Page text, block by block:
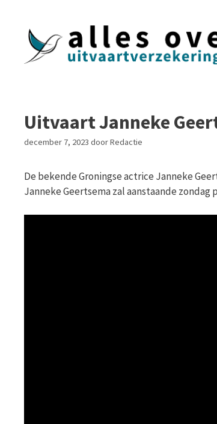
Uitvaart Janneke
december 7, 2023 doorRedactie
De bekende Groningse actrice Janneke
Janneke Geertsema zal aanstaande zondag